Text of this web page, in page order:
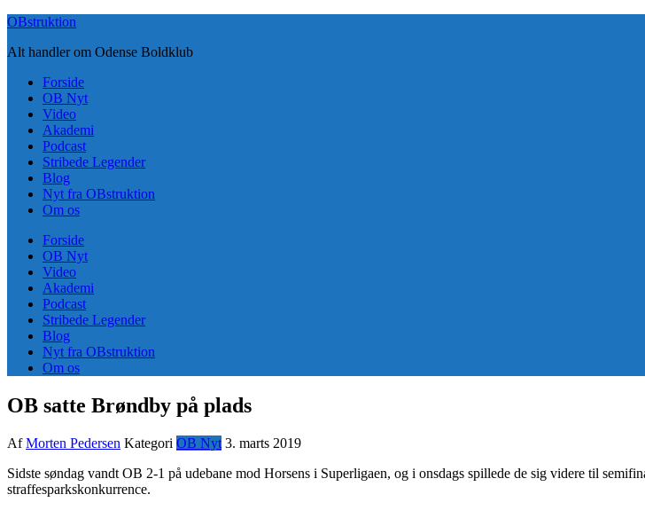
Skip
content
OBstruktion
Alt handler om Odense Boldklub
Forside
OB Nyt
Video
Akademi
Podcast
Stribede Legender
Blog
Nyt fra OBstruktion
Om os
Forside
OB Nyt
Video
Akademi
Podcast
Stribede Legender
Blog
Nyt fra OBstruktion
Om os
OB satte Brøndby på plads
AfMorten Pedersen Kategori OB Nyt 3. marts 2019
Sidste søndag vandt OB 2-1 på udebane mod Horsens i Superligaen, og i onsdags spillede de sig videre til
straffesparkskonkurrence.